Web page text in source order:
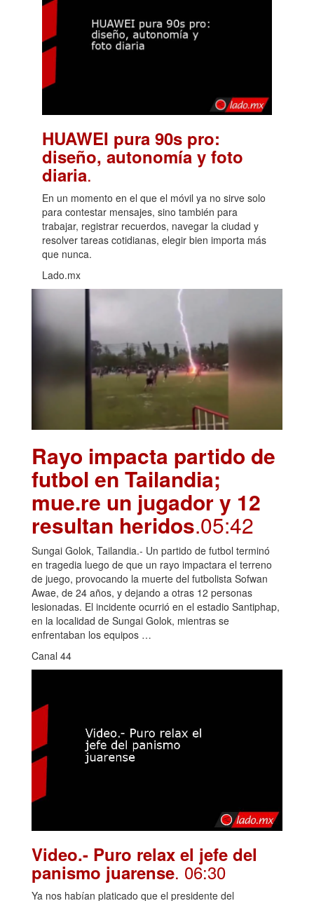
HUAWEI pura 90s pro:
diseño, autonomía y foto
diaria.
En un momento en el que el móvil ya no sirve solo
para contestar mensajes, sino también para
trabajar, registrar recuerdos, navegar la ciudad y
resolver tareas cotidianas, elegir bien importa más
que nunca.
Lado.mx
Rayo impacta partido de
futbol en Tailandia;
mue.re un jugador y 12
resultan heridos.05:42
Sungai Golok, Tailandia.- Un partido de futbol terminó
en tragedia luego de que un rayo impactara el terreno
de juego, provocando la muerte del futbolista Sofwan
Awae, de 24 años, y dejando a otras 12 personas
lesionadas. El incidente ocurrió en el estadio Santiphap,
en la localidad de Sungai Golok, mientras se
enfrentaban los equipos …
Canal 44
Video.- Puro relax el jefe del
panismo juarense. 06:30
Ya nos habían platicado que el presidente del